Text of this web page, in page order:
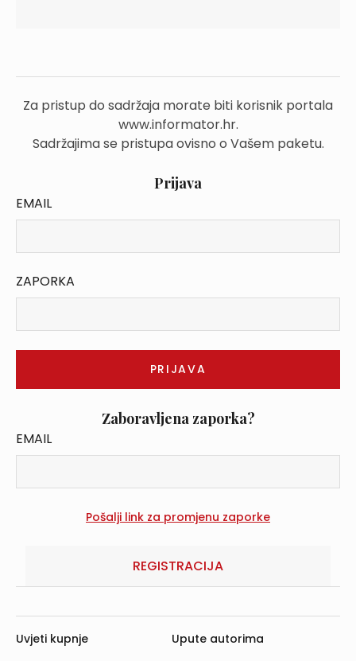
Za pristup do sadržaja morate biti korisnik portala
www.informator.hr.
Sadržajima se pristupa ovisno o Vašem paketu.
Prijava
EMAIL
ZAPORKA
Zaboravljena zaporka?
EMAIL
REGISTRACIJA
Uvjeti kupnje
Upute autorima